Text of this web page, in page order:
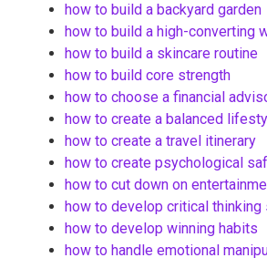
how to build a backyard garden
how to build a high-converting
how to build a skincare routine
how to build core strength
how to choose a financial
how to create a balanced
how to create a travel itinerary
how to create psychological
how to cut down on
how to develop critical thinking
how to develop winning habits
how to handle emotional